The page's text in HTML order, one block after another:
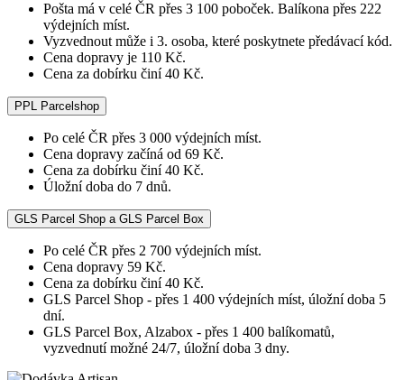
Pošta má v celé ČR přes 3 100 poboček. Balíkona přes 222
výdejních míst.
Vyzvednout může i 3. osoba, které poskytnete předávací kód.
Cena dopravy je 110 Kč.
Cena za dobírku činí 40 Kč.
PPL Parcelshop
Po celé ČR přes 3 000 výdejních míst.
Cena dopravy začíná od 69 Kč.
Cena za dobírku činí 40 Kč.
Úložní doba do 7 dnů.
GLS Parcel Shop a GLS Parcel Box
Po celé ČR přes 2 700 výdejních míst.
Cena dopravy 59 Kč.
Cena za dobírku činí 40 Kč.
GLS Parcel Shop - přes 1 400 výdejních míst, úložní doba 5
dní.
GLS Parcel Box, Alzabox - přes 1 400 balíkomatů,
vyzvednutí možné 24/7, úložní doba 3 dny.